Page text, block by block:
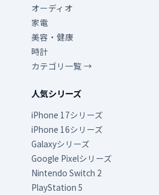
オーディオ
家電
美容・健康
時計
カテゴリ一覧 →
人気シリーズ
iPhone 17シリーズ
iPhone 16シリーズ
Galaxyシリーズ
Google Pixelシリーズ
Nintendo Switch 2
PlayStation 5